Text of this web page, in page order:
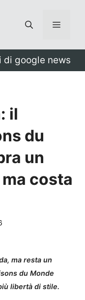
Menu
google news
il
du
un
costa
ma resta un
du Monde
libertà di stile.